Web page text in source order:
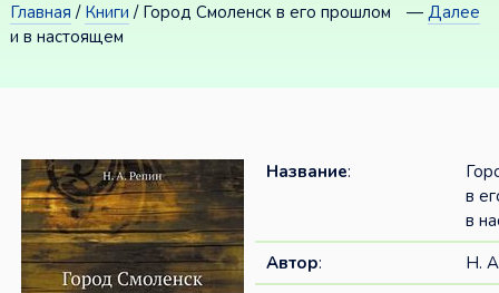
Главная / —Далее
Книги / Город Смоленск в его прошлом
и в настоящем
Название:
в
в
Автор:
Н.